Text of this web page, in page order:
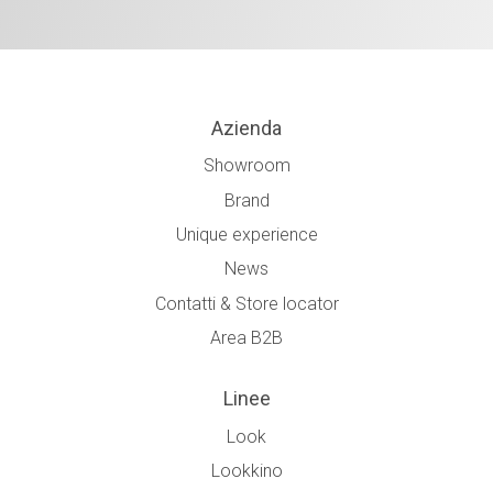
Azienda
Showroom
Brand
Unique experience
News
Contatti & Store locator
Area B2B
Linee
Look
Lookkino